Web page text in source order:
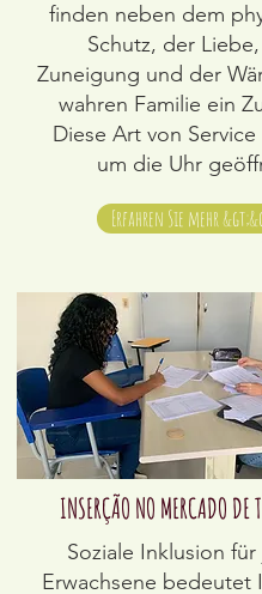
finden neben dem
Schutz, der
Zuneigung und der
wahren Familie ein
Diese Art von
um die Uhr
Erfahren Sie mehr
INSERÇÃO NO MERCADO DE
Soziale Inklusion
Erwachsene bedeutet